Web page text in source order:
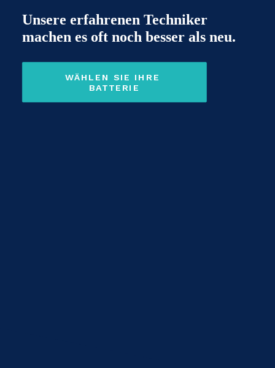
Unsere erfahrenen Techniker
machen es oft noch besser als neu.
WÄHLEN SIE IHRE
BATTERIE